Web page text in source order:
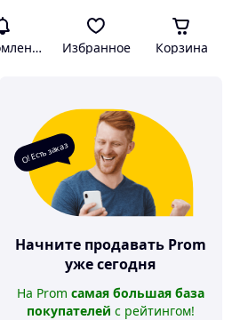
Избранное Корзина
О! Есть заказ
Начните продавать Prom
уже сегодня
На Prom самая большая база
покупателей с рейтингом!